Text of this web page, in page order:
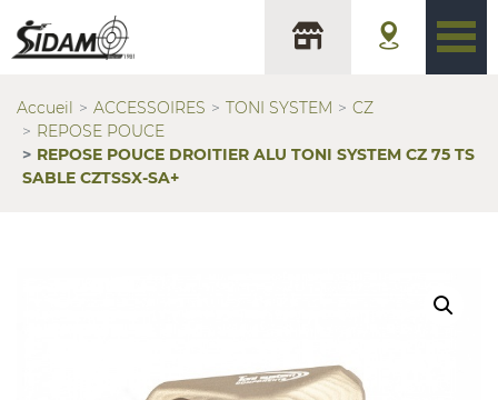
Accueil ACCESSOIRES TONI SYSTEM
CZ
REPOSE POUCE
REPOSE POUCE DROITIER ALU TONI SYSTEM CZ 75 TS
SABLE CZTSSX-SA+